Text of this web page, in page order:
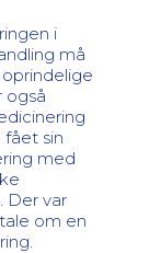
i
må
også
fået sin
med
Der var
om en